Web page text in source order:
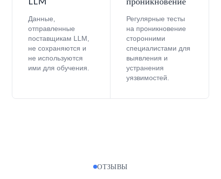
Данные,
отправленные
поставщикам LLM,
не сохраняются и
не используются
ими для обучения.
Регулярные тесты
на проникновение
сторонними
специалистами для
выявления и
устранения
уязвимостей.
ОТЗЫВЫ